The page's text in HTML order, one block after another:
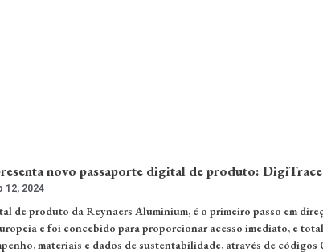
novo passaporte digital de produto: DigiTrace
12, 2024
de produto da Reynaers Aluminium, é o primeiro passo em
e foi concebido para proporcionar acesso imediato, e total
materiais e dados de sustentabilidade, através de códigos